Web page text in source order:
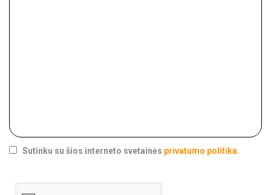
Sutinku su šios interneto svetainės privatumo politika.